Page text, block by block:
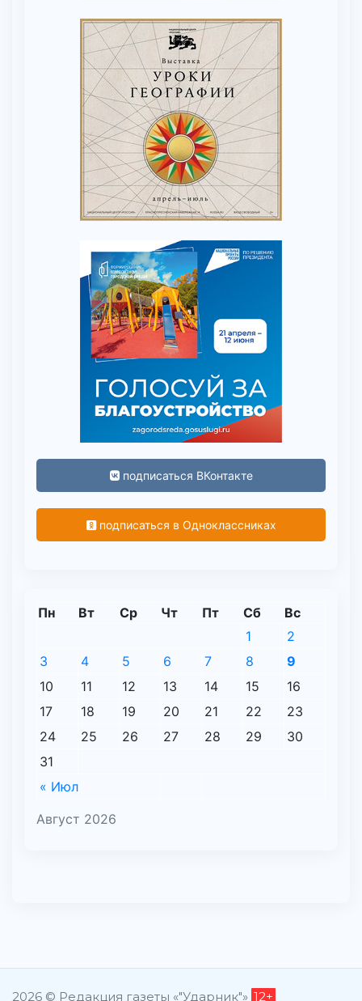
подписаться ВКонтакте
подписаться в Одноклассниках
Август 2026
Пн Вт Ср Чт Пт Сб Вс
« Июл
1
2
3
4 5 6 7 8
9
10
11 12 13 14 15
16
17
18 19 20 21 22
23
24
25 26 27 28 29
30
31
2026 © Редакция газеты «"Ударник"» 12+